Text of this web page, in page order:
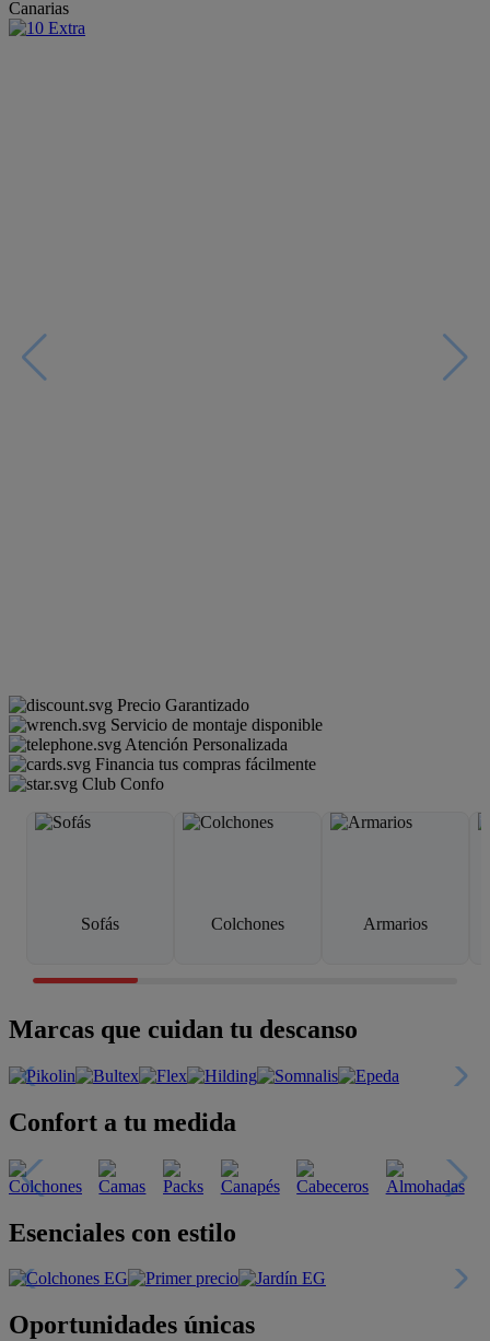
Canarias
Precio Garantizado
Servicio de montaje disponible
Atención Personalizada
Financia tus compras fácilmente
Club Confo
Sofás Colchones Armarios
Marcas que cuidan tu descanso
Confort a tu medida
Esenciales con estilo
Oportunidades únicas